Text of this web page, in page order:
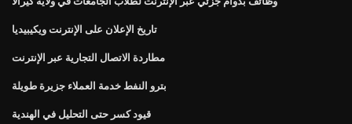
تاريخ الإعلان على الإنترنت ويكيبيديا
مطاردة الاتصال التجارية عبر الإنترنت
بترو النفط خدمة العملاء جزيرة طويلة
قيود كسر حتى التحليل في الهندية